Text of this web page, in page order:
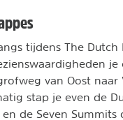
tijdens The
van Oost
stap je even de
en de Seven